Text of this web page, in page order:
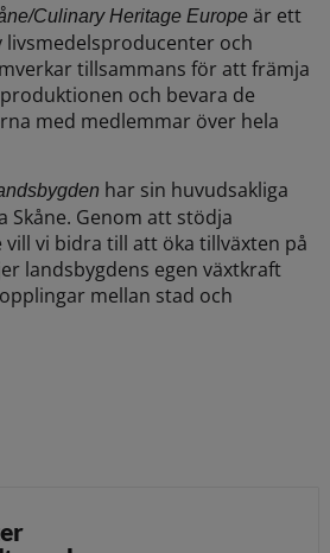
Culinary Heritage Europe är ett
livsmedelsproducenter och
tillsammans för att främja
och bevara de
med medlemmar över hela
har sin huvudsakliga
Skåne. Genom att stödja
vi bidra till att öka tillväxten på
landsbygdens egen växtkraft
mellan stad och